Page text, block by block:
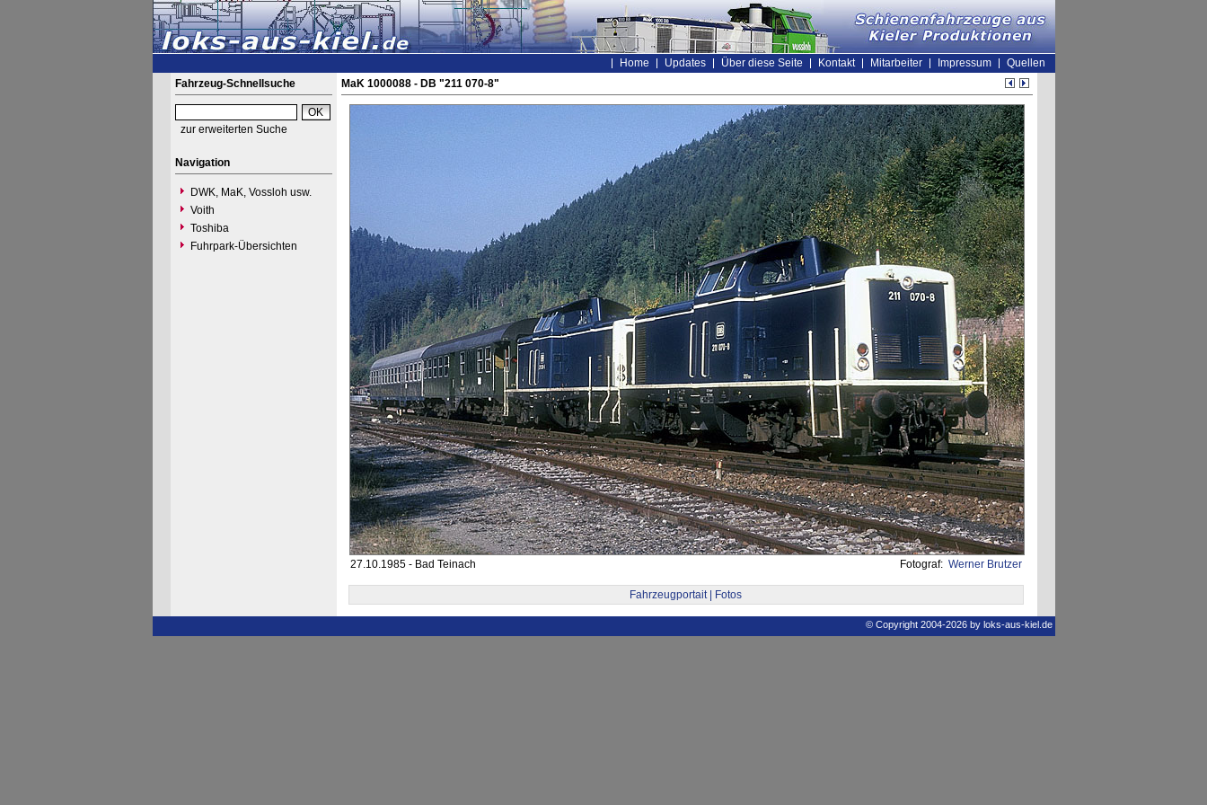
Home Updates Über diese Seite Kontakt Mitarbeiter Impressum
Quellen
Fahrzeug-Schnellsuche
zur erweiterten Suche
Navigation
DWK, MaK, Vossloh usw.
Voith
Toshiba
Fuhrpark-Übersichten
MaK 1000088 - DB "211 070-8"
27.10.1985 - Bad Teinach Fotograf: Werner Brutzer
Fahrzeugportait | Fotos
© Copyright 2004-2026 by loks-aus-kiel.de